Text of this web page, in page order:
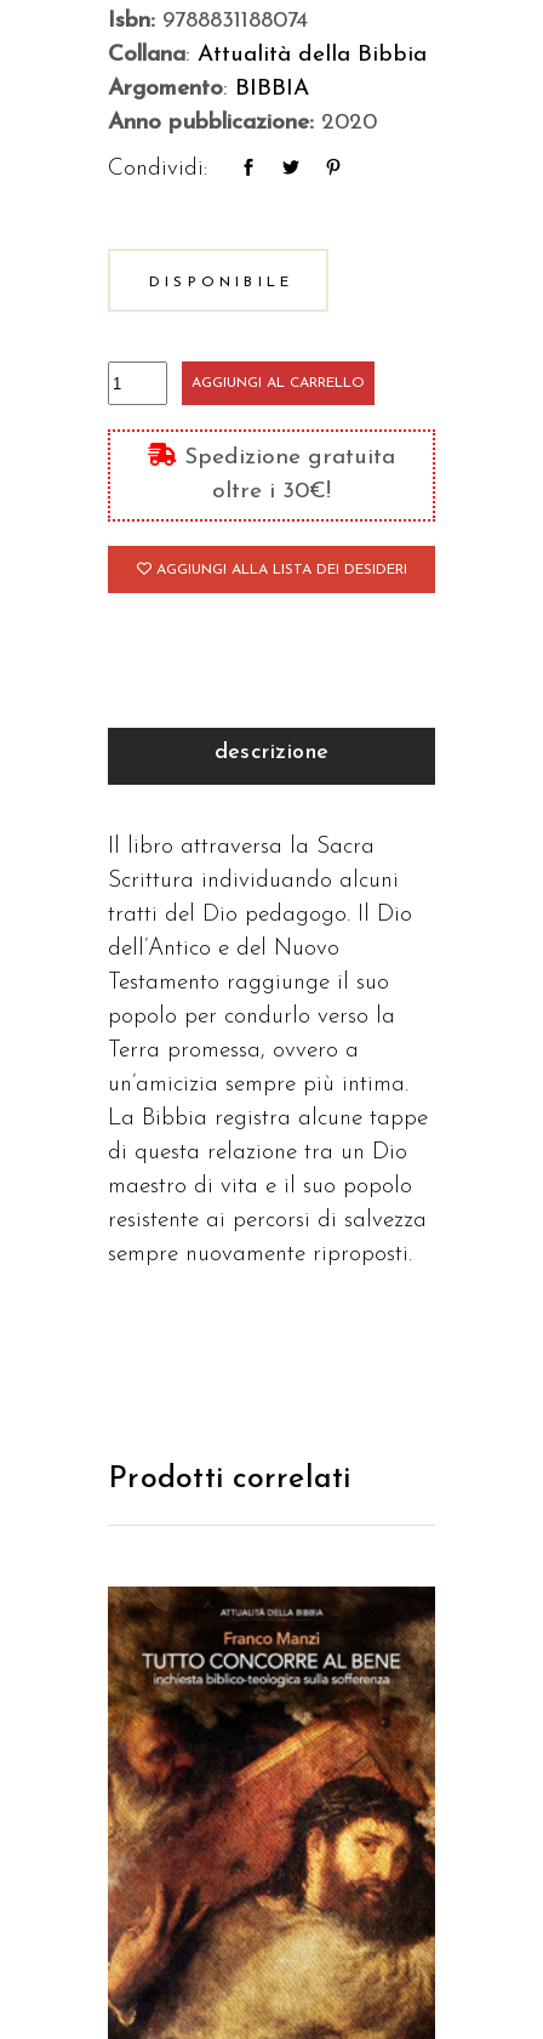
Isbn: 9788831188074
Collana: Attualità della Bibbia
Argomento: BIBBIA
Anno pubblicazione: 2020
Condividi:
DISPONIBILE
Crescere
con
Dio
quantità
AGGIUNGI AL CARRELLO
Spedizione gratuita
oltre i 30€!
AGGIUNGI ALLA LISTA DEI DESIDERI
descrizione
Il libro attraversa la Sacra
Scrittura individuando alcuni
tratti del Dio pedagogo. Il Dio
dell’Antico e del Nuovo
Testamento raggiunge il suo
popolo per condurlo verso la
Terra promessa, ovvero a
un’amicizia sempre più intima.
La Bibbia registra alcune tappe
di questa relazione tra un Dio
maestro di vita e il suo popolo
resistente ai percorsi di salvezza
sempre nuovamente riproposti.
Prodotti correlati
AGGIUNGI AL CARRELLO